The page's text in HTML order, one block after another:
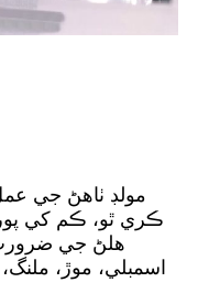
مولڊ ٺاهڻ جي
ڪري ٿو، ڪم کي
هلڻ جي
اسمبلي، موڙ،